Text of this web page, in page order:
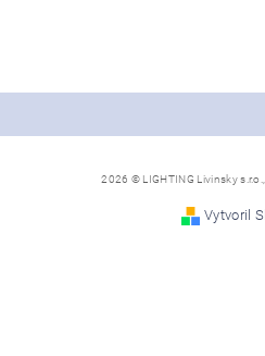
2026 © LIGHTING Livinsky
Vytvoril